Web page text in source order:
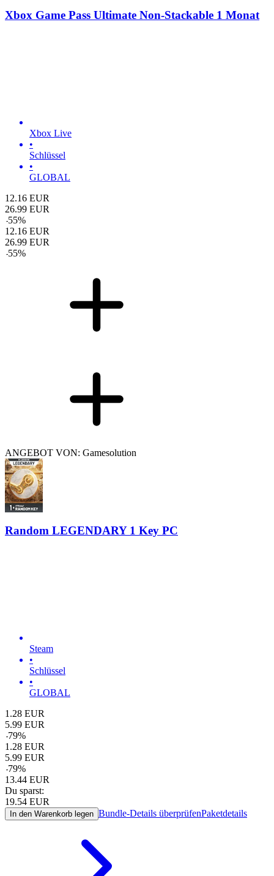
Xbox Game Pass Ultimate Non-Stackable 1 Monat
Xbox Live
•
Schlüssel
•
GLOBAL
12.16 EUR
26.99 EUR
-55%
12.16 EUR
26.99 EUR
-55%
ANGEBOT VON: Gamesolution
Random LEGENDARY 1 Key PC
Steam
•
Schlüssel
•
GLOBAL
1.28 EUR
5.99 EUR
-79%
1.28 EUR
5.99 EUR
-79%
13.44 EUR
Du sparst:
19.54 EUR
In den Warenkorb legen Bundle-Details überprüfenPaketdetails